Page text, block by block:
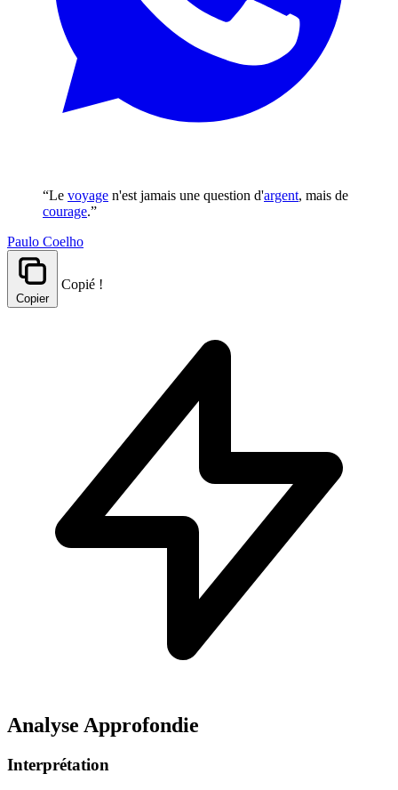
“Le voyage n'est jamais une question d'argent, mais de
courage.”
Paulo Coelho
Copier
Copié !
Analyse Approfondie
Interprétation